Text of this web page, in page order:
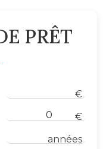
PRÊT
€
€
années